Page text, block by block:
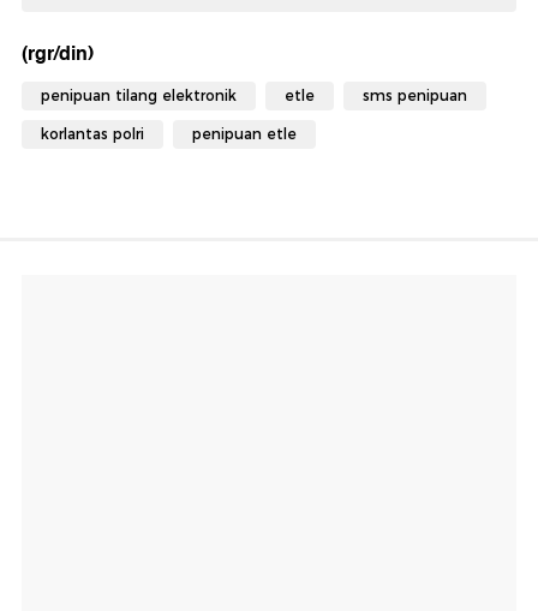
(rgr/din)
penipuan tilang elektronik etle sms penipuan
korlantas polri penipuan etle